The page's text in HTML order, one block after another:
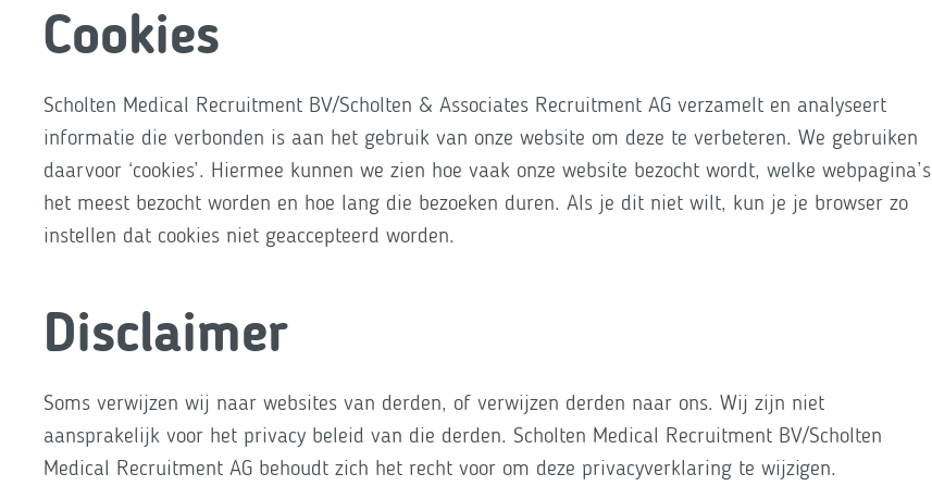
Cookies
Scholten Medical Recruitment BV/Scholten & Associates Recruitment AG verzamelt en analyseert
informatie die verbonden is aan het gebruik van onze website om deze te verbeteren. We gebruiken
daarvoor ‘cookies’. Hiermee kunnen we zien hoe vaak onze website bezocht wordt, welke webpagina’s
het meest bezocht worden en hoe lang die bezoeken duren. Als je dit niet wilt, kun je je browser zo
instellen dat cookies niet geaccepteerd worden.
Disclaimer
Soms verwijzen wij naar websites van derden, of verwijzen derden naar ons. Wij zijn niet
aansprakelijk voor het privacy beleid van die derden. Scholten Medical Recruitment BV/Scholten
Medical Recruitment AG behoudt zich het recht voor om deze privacyverklaring te wijzigen.